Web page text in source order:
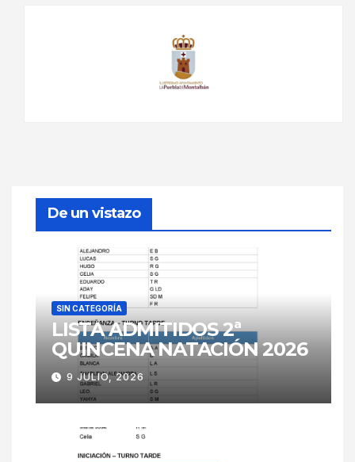
De un vistazo
SIN CATEGORÍA
LISTA ADMITIDOS 2ª
QUINCENA NATACIÓN 2026
9 JULIO, 2026